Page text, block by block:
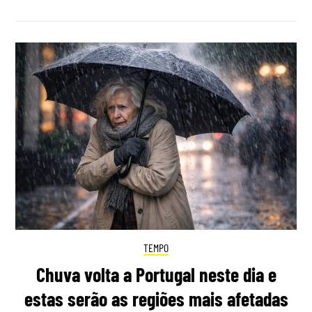
TEMPO
Chuva volta a Portugal neste dia e
estas serão as regiões mais afetadas